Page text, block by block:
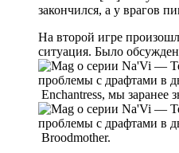
закончился, а у врагов
На второй игре
ситуация. Было
Enchantress, мы заранее
Broodmother.